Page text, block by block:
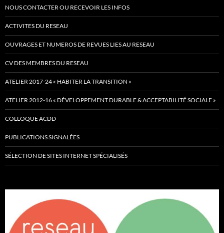
NOUS CONTACTER OU RECEVOIR LES INFOS
ACTIVITES DU RESEAU
OUVRAGES ET NUMEROS DE REVUES LIES AU RESEAU
CV DES MEMBRES DU RESEAU
ATELIER 2017-24 « HABITER LA TRANSITION »
ATELIER 2012-16 « DÉVELOPPEMENT DURABLE & ACCEPTABILITÉ SOCIALE »
COLLOQUE ACDD
PUBLICATIONS SIGNALÉES
SÉLECTION DE SITES INTERNET SPÉCIALISÉS